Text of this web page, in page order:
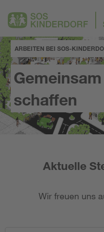
ARBEITEN BEI SOS-
schaffen
Aktuelle
Wir freuen uns